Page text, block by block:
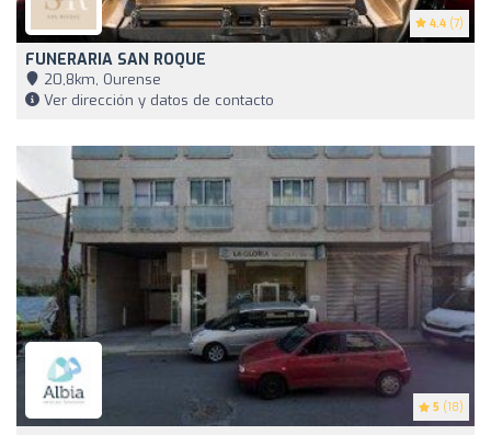
4.4 (7)
FUNERARIA SAN ROQUE
20,8km, Ourense
Ver dirección y datos de contacto
5 (18)